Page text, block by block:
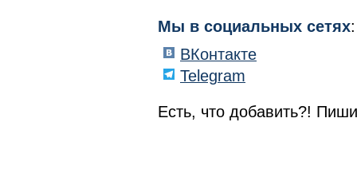
Мы в социальных сетях:
ВКонтакте
Telegram
Есть, что добавить?!